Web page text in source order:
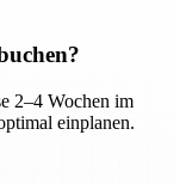
2–4 Wochen im
einplanen.